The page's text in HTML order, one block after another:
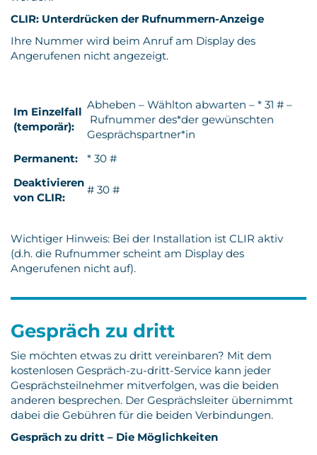
CLIR: Unterdrücken der Rufnummern-Anzeige
Ihre Nummer wird beim Anruf am Display des
Angerufenen nicht angezeigt.
Im Einzelfall
(temporär):
Abheben – Wählton abwarten – * 31 # –
Rufnummer des*der gewünschten
Gesprächspartner*in
Permanent:
* 30 #
Deaktivieren
von CLIR:
# 30 #
Wichtiger Hinweis: Bei der Installation ist CLIR aktiv
(d.h. die Rufnummer scheint am Display des
Angerufenen nicht auf).
Gespräch zu dritt
Sie möchten etwas zu dritt vereinbaren? Mit dem
kostenlosen Gespräch-zu-dritt-Service kann jeder
Gesprächsteilnehmer mitverfolgen, was die beiden
anderen besprechen. Der Gesprächsleiter übernimmt
dabei die Gebühren für die beiden Verbindungen.
Gespräch zu dritt – Die Möglichkeiten